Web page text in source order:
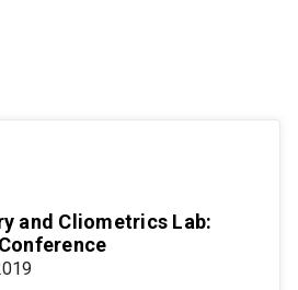
and Cliometrics Lab: